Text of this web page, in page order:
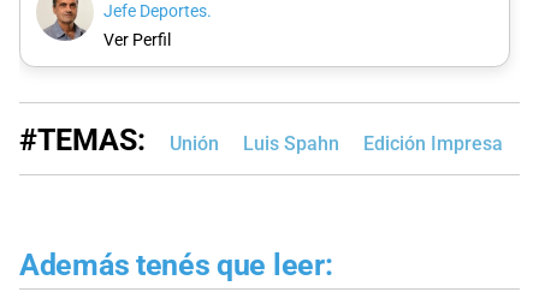
Jefe Deportes.
Ver Perfil
#TEMAS: Unión Luis Spahn Edición Impresa
Además tenés que leer: